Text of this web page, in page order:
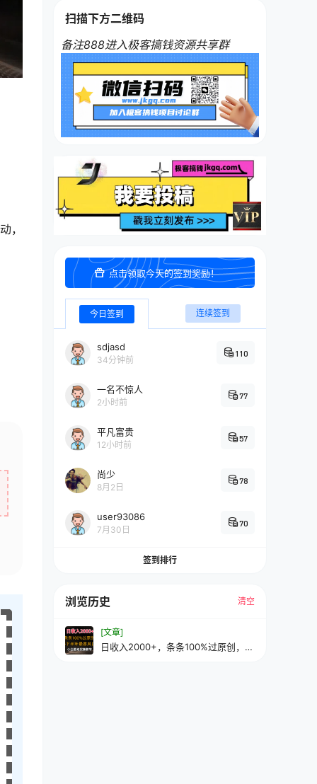
，
扫描下方二维码
备注888进入极客搞钱资源共享群
点击领取今天的签到奖励！
今日签到 连续签到
sdjasd
34分钟前
110
一名不惊人
2小时前
77
平凡富贵
12小时前
57
尚少
8月2日
78
user93086
7月30日
70
签到排行
浏览历史 清空
[文章]
日收入2000+，条条100%过原创，